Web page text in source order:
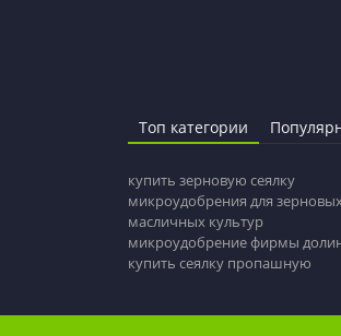
Топ категории
купить зерновую сеялку
микроудобрения для
масличных культур
микроудобрение фирмы
купить сеялку пропашную